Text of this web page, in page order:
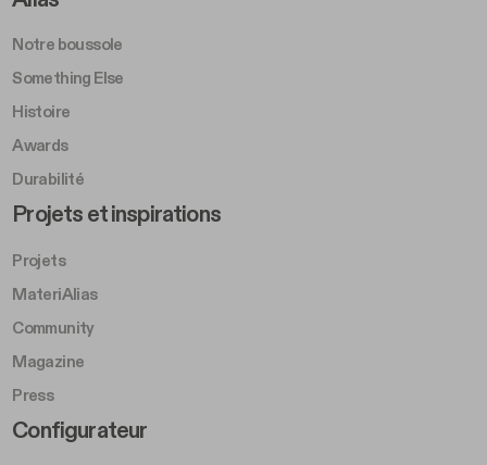
Notre boussole
Something Else
Histoire
Awards
Durabilité
Footer Left Middle B
Projets et inspirations
Projets
MateriAlias
Community
Magazine
Press
Footer Right Middle B
Configurateur